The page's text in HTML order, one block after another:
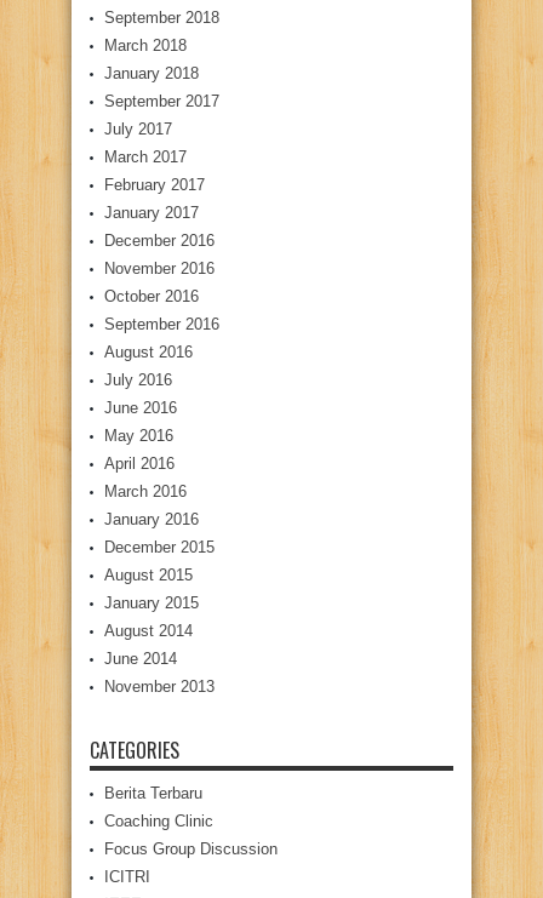
September 2018
March 2018
January 2018
September 2017
July 2017
March 2017
February 2017
January 2017
December 2016
November 2016
October 2016
September 2016
August 2016
July 2016
June 2016
May 2016
April 2016
March 2016
January 2016
December 2015
August 2015
January 2015
August 2014
June 2014
November 2013
CATEGORIES
Berita Terbaru
Coaching Clinic
Focus Group Discussion
ICITRI